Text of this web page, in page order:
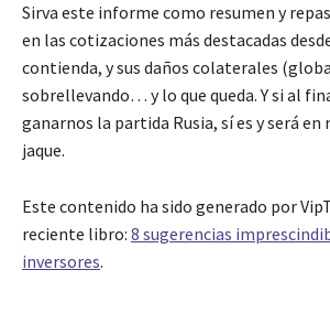
Sirva este informe como resumen y
en las cotizaciones más destacadas
contienda, y sus daños colaterales
sobrellevando… y lo que queda. Y si al
ganarnos la partida Rusia, sí es y será
jaque.
Este contenido ha sido generado por
reciente libro: 8 sugerencias
inversores.